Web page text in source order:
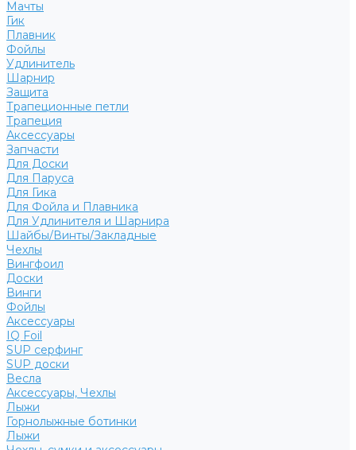
Мачты
Гик
Плавник
Фойлы
Удлинитель
Шарнир
Защита
Трапеционные петли
Трапеция
Аксессуары
Запчасти
Для Доски
Для Паруса
Для Гика
Для Фойла и Плавника
Для Удлинителя и Шарнира
Шайбы/Винты/Закладные
Чехлы
Вингфоил
Доски
Винги
Фойлы
Аксессуары
IQ Foil
SUP серфинг
SUP доски
Весла
Аксессуары, Чехлы
Лыжи
Горнолыжные ботинки
Лыжи